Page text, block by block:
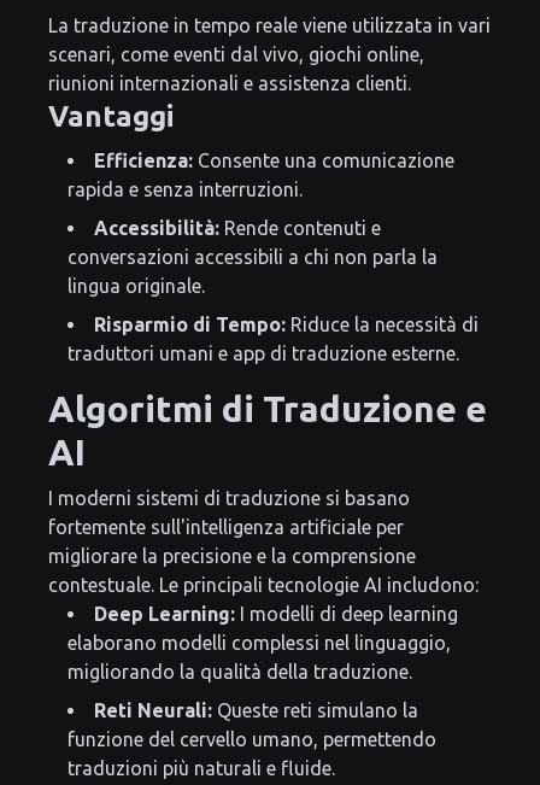
La traduzione in tempo reale viene utilizzata in vari
scenari, come eventi dal vivo, giochi online,
riunioni internazionali e assistenza clienti.
Vantaggi
Efficienza: Consente una comunicazione
rapida e senza interruzioni.
Accessibilità: Rende contenuti e
conversazioni accessibili a chi non parla la
lingua originale.
Risparmio di Tempo: Riduce la necessità di
traduttori umani e app di traduzione esterne.
Algoritmi di Traduzione e
AI
I moderni sistemi di traduzione si basano
fortemente sull'intelligenza artificiale per
migliorare la precisione e la comprensione
contestuale. Le principali tecnologie AI includono:
Deep Learning: I modelli di deep learning
elaborano modelli complessi nel linguaggio,
migliorando la qualità della traduzione.
Reti Neurali: Queste reti simulano la
funzione del cervello umano, permettendo
traduzioni più naturali e fluide.